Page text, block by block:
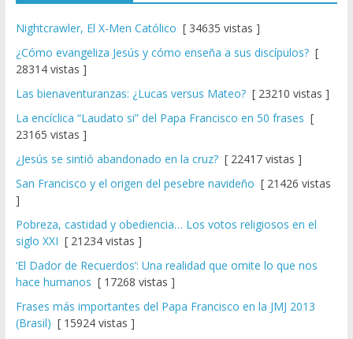
Nightcrawler, El X-Men Católico [ 34635 vistas ]
¿Cómo evangeliza Jesús y cómo enseña a sus discípulos?[
28314 vistas ]
Las bienaventuranzas: ¿Lucas versus Mateo?[ 23210 vistas ]
La encíclica “Laudato si” del Papa Francisco en 50 frases [
23165 vistas ]
¿Jesús se sintió abandonado en la cruz?[ 22417 vistas ]
San Francisco y el origen del pesebre navideño [ 21426 vistas
]
Pobreza, castidad y obediencia… Los votos religiosos en el
siglo XXI [ 21234 vistas ]
‘El Dador de Recuerdos’: Una realidad que omite lo que nos
hace humanos [ 17268 vistas ]
Frases más importantes del Papa Francisco en la JMJ 2013
(Brasil) [ 15924 vistas ]